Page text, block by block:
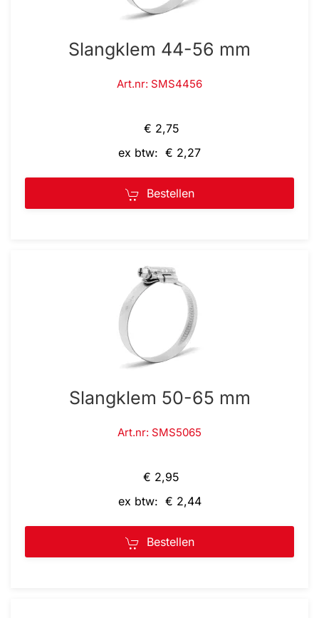
Slangklem 44-56 mm
Art.nr: SMS4456
€ 2,75
ex btw: € 2,27
Bestellen
Slangklem 50-65 mm
Art.nr: SMS5065
€ 2,95
ex btw: € 2,44
Bestellen